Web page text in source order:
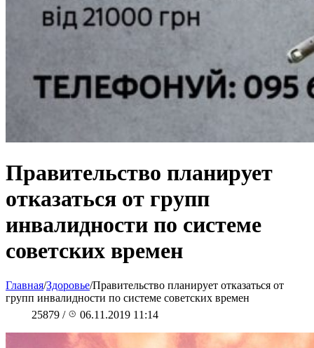
Правительство планирует
отказаться от групп
инвалидности по системе
советских времен
Главная/Здоровье/Правительство планирует отказаться от
групп инвалидности по системе советских времен
25879 / 06.11.2019 11:14